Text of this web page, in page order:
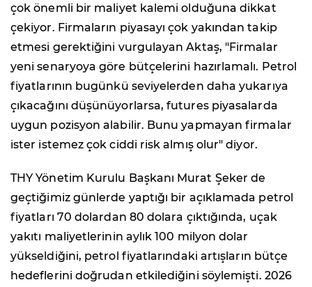
çok önemli bir maliyet kalemi olduğuna dikkat
çekiyor. Firmaların piyasayı çok yakından takip
etmesi gerektiğini vurgulayan Aktaş, "Firmalar
yeni senaryoya göre bütçelerini hazırlamalı. Petrol
fiyatlarının bugünkü seviyelerden daha yukarıya
çıkacağını düşünüyorlarsa, futures piyasalarda
uygun pozisyon alabilir. Bunu yapmayan firmalar
ister istemez çok ciddi risk almış olur" diyor.
THY Yönetim Kurulu Başkanı Murat Şeker de
geçtiğimiz günlerde yaptığı bir açıklamada petrol
fiyatları 70 dolardan 80 dolara çıktığında, uçak
yakıtı maliyetlerinin aylık 100 milyon dolar
yükseldiğini, petrol fiyatlarındaki artışların bütçe
hedeflerini doğrudan etkilediğini söylemişti. 2026